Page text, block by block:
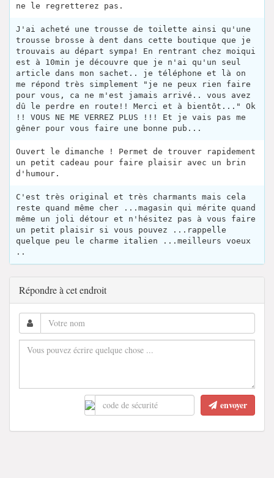
ne le regretterez pas.
J'ai acheté une trousse de toilette ainsi qu'une
trousse brosse à dent dans cette boutique que je
trouvais au départ sympa! En rentrant chez moiqui
est à 10min je découvre que je n'ai qu'un seul
article dans mon sachet.. je téléphone et là on
me répond très simplement "je ne peux rien faire
pour vous, ca ne m'est jamais arrivé.. vous avez
dû le perdre en route!! Merci et à bientôt..." Ok
!! VOUS NE ME VERREZ PLUS !!! Et je vais pas me
gêner pour vous faire une bonne pub...
Ouvert le dimanche ! Permet de trouver rapidement
un petit cadeau pour faire plaisir avec un brin
d'humour.
C'est très original et très charmants mais cela
reste quand même cher ...magasin qui mérite quand
même un joli détour et n'hésitez pas à vous faire
un petit plaisir si vous pouvez ...rappelle
quelque peu le charme italien ...meilleurs voeux
..
Répondre à cet endroit
envoyer